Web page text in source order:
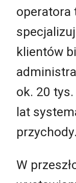
operatora
klientów
ok. 20
lat
przychody.
W